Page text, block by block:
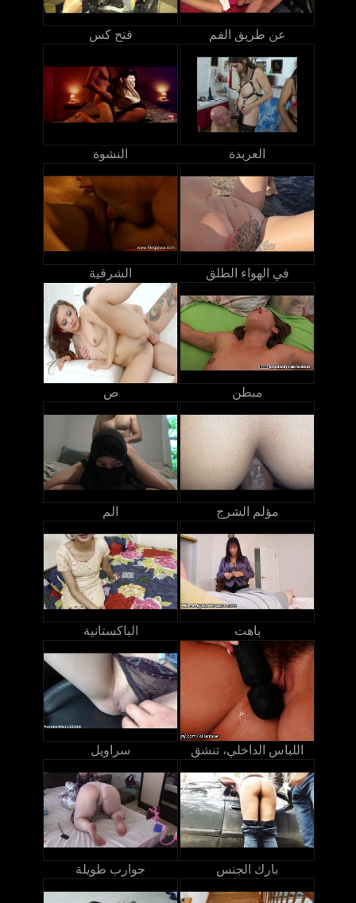
فتح كس عن طريق الفم
النشوة العربدة
الشرقية في الهواء الطلق
ص مبطن
الم مؤلم الشرج
الباكستانية باهت
سراويل اللباس الداخلي، تنشق
جوارب طويلة بارك الجنس